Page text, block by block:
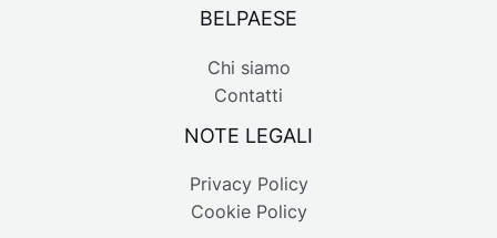
BELPAESE
Chi siamo
Contatti
NOTE LEGALI
Privacy Policy
Cookie Policy